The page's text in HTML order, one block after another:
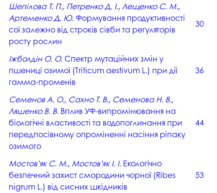
Шепілова Т. П., Петренко Д. І., Лещенко С. М.,
Артеменко Д. Ю. Формування продуктивності
сої залежно від строків сівби та регуляторів
росту рослин
30
Іжболдін О. О. Спектр мутаційних змін у
пшениці озимої (Triticum aestivum L.) при дії
гамма-променів
36
Семенов А. О., Сахно Т. В., Семенова Н. В.,
Ляшенко В. В. Вплив УФ-випромінювання на
біологічні властивості та водопоглинання при
передпосівному опроміненні насіння ріпаку
озимого
44
Мостов’як С. М., Мостов’як І. І. Екологічно
безпечний захист смородини чорної (Ribes
nigrum L.) від сисних шкідників
53